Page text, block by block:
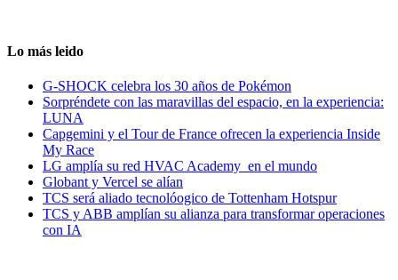
Lo más leido
G-SHOCK celebra los 30 años de Pokémon
Sorpréndete con las maravillas del espacio, en la experiencia:
LUNA
Capgemini y el Tour de France ofrecen la experiencia Inside
My Race
LG amplía su red HVAC Academy en el mundo
Globant y Vercel se alían
TCS será aliado tecnolóogico de Tottenham Hotspur
TCS y ABB amplían su alianza para transformar operaciones
con IA